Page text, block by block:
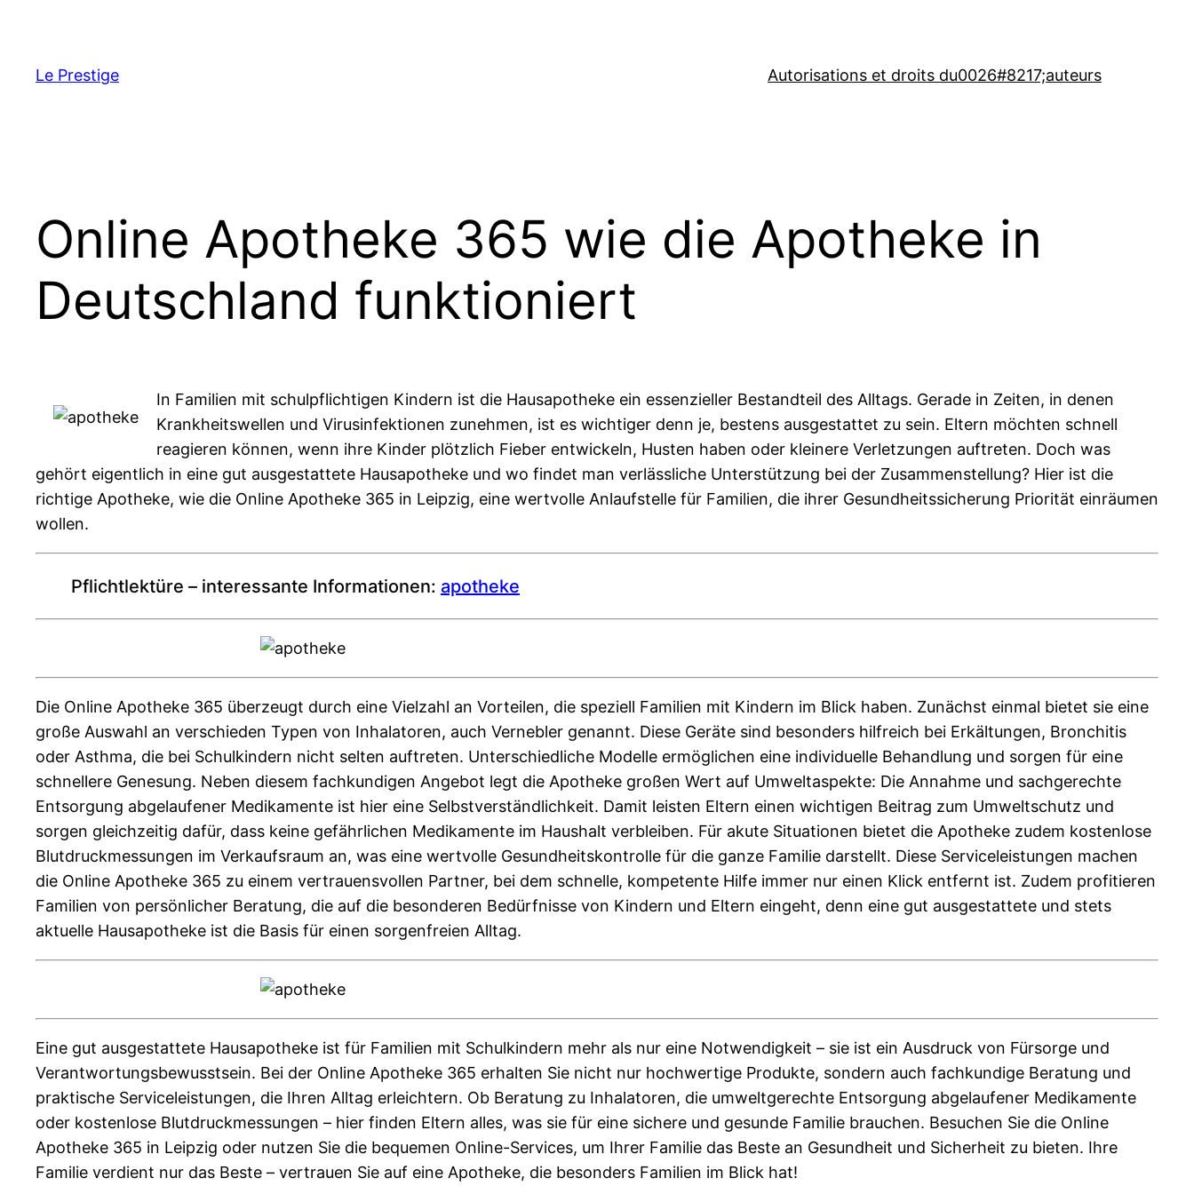
content
Le Prestige Autorisations et droits du0026#8217;auteurs
Online Apotheke 365 wie die Apotheke in
Deutschland funktioniert
In Familien mit schulpflichtigen Kindern ist die Hausapotheke ein essenzieller Bestandteil des Alltags. Gerade in Zeiten, in denen
Krankheitswellen und Virusinfektionen zunehmen, ist es wichtiger denn je, bestens ausgestattet zu sein. Eltern möchten schnell
reagieren können, wenn ihre Kinder plötzlich Fieber entwickeln, Husten haben oder kleinere Verletzungen auftreten. Doch was
gehört eigentlich in eine gut ausgestattete Hausapotheke und wo findet man verlässliche Unterstützung bei der Zusammenstellung? Hier ist die
richtige Apotheke, wie die Online Apotheke 365 in Leipzig, eine wertvolle Anlaufstelle für Familien, die ihrer Gesundheitssicherung Priorität einräumen
wollen.
Pflichtlektüre – interessante Informationen: apotheke
Die Online Apotheke 365 überzeugt durch eine Vielzahl an Vorteilen, die speziell Familien mit Kindern im Blick haben. Zunächst einmal bietet sie eine
große Auswahl an verschieden Typen von Inhalatoren, auch Vernebler genannt. Diese Geräte sind besonders hilfreich bei Erkältungen, Bronchitis
oder Asthma, die bei Schulkindern nicht selten auftreten. Unterschiedliche Modelle ermöglichen eine individuelle Behandlung und sorgen für eine
schnellere Genesung. Neben diesem fachkundigen Angebot legt die Apotheke großen Wert auf Umweltaspekte: Die Annahme und sachgerechte
Entsorgung abgelaufener Medikamente ist hier eine Selbstverständlichkeit. Damit leisten Eltern einen wichtigen Beitrag zum Umweltschutz und
sorgen gleichzeitig dafür, dass keine gefährlichen Medikamente im Haushalt verbleiben. Für akute Situationen bietet die Apotheke zudem kostenlose
Blutdruckmessungen im Verkaufsraum an, was eine wertvolle Gesundheitskontrolle für die ganze Familie darstellt. Diese Serviceleistungen machen
die Online Apotheke 365 zu einem vertrauensvollen Partner, bei dem schnelle, kompetente Hilfe immer nur einen Klick entfernt ist. Zudem profitieren
Familien von persönlicher Beratung, die auf die besonderen Bedürfnisse von Kindern und Eltern eingeht, denn eine gut ausgestattete und stets
aktuelle Hausapotheke ist die Basis für einen sorgenfreien Alltag.
Eine gut ausgestattete Hausapotheke ist für Familien mit Schulkindern mehr als nur eine Notwendigkeit – sie ist ein Ausdruck von Fürsorge und
Verantwortungsbewusstsein. Bei der Online Apotheke 365 erhalten Sie nicht nur hochwertige Produkte, sondern auch fachkundige Beratung und
praktische Serviceleistungen, die Ihren Alltag erleichtern. Ob Beratung zu Inhalatoren, die umweltgerechte Entsorgung abgelaufener Medikamente
oder kostenlose Blutdruckmessungen – hier finden Eltern alles, was sie für eine sichere und gesunde Familie brauchen. Besuchen Sie die Online
Apotheke 365 in Leipzig oder nutzen Sie die bequemen Online-Services, um Ihrer Familie das Beste an Gesundheit und Sicherheit zu bieten. Ihre
Familie verdient nur das Beste – vertrauen Sie auf eine Apotheke, die besonders Familien im Blick hat!